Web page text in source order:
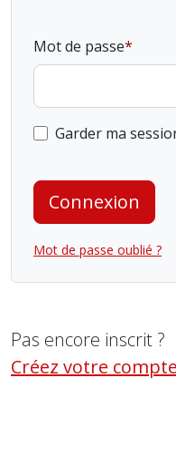
Mot de passe
Garder ma
Connexion
Mot de passe oublié ?
Pas encore inscrit ?
Créez votre